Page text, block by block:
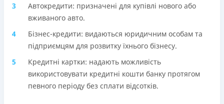
Автокредити: призначені для купівлі нового або
вживаного авто.
Бізнес-кредити: видаються юридичним особам та
підприємцям для розвитку їхнього бізнесу.
Кредитні картки: надають можливість
використовувати кредитні кошти банку протягом
певного періоду без сплати відсотків.